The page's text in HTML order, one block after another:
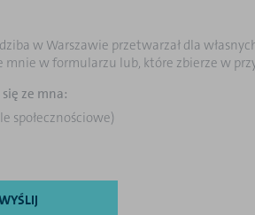
w Warszawie przetwarzał dla
w formularzu lub, które zbierze w
ze mna:
społecznościowe)